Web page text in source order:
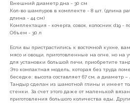
Внешний диаметр дна - 30 см
Кол-во шампуров в комплекте - 8 шт. (длина
длина - 44 см)
Комплектация - кочерга, совок, колосник d19 -
Объем - 30 л
Если вы пристрастились к восточной кухне,
мясо и овощи, приготовленные на огне, но на
для установки большой печи, приобретите
Это компактная модель, которая без труда
беседке: высота составляет 67 см, а диаметр –
Тандыр сделан из шамотной глины и имеет
стенки. За счет этого даже от маленькой
приготовления большого количества еды.